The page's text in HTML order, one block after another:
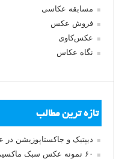
مسابقه عکاسی
فروش عکس
عکس‌کاوی
نگاه عکاس
تازه ترین مطالب
دیپتیک و جاکستا‌پوزیشن در
۶۰ نمونه عکس سبک ماکسیمالیسم